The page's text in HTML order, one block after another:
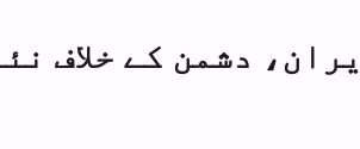
دشمن کے خلاف